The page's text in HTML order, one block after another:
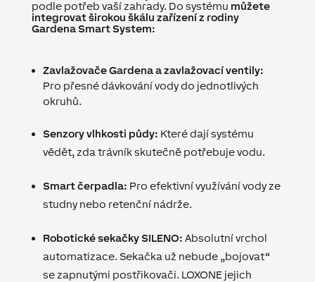
podle potřeb vaší zahrady. Do systému můžete
integrovat širokou škálu zařízení z rodiny
Gardena Smart System:
Zavlažovače Gardena a zavlažovací ventily:
Pro přesné dávkování vody do jednotlivých
okruhů.
Senzory vlhkosti půdy: Které dají systému
vědět, zda trávník skutečně potřebuje vodu.
Smart čerpadla: Pro efektivní využívání vody ze
studny nebo retenční nádrže.
Robotické sekačky SILENO: Absolutní vrchol
automatizace. Sekačka už nebude „bojovat“
se zapnutými postřikovači. LOXONE jejich